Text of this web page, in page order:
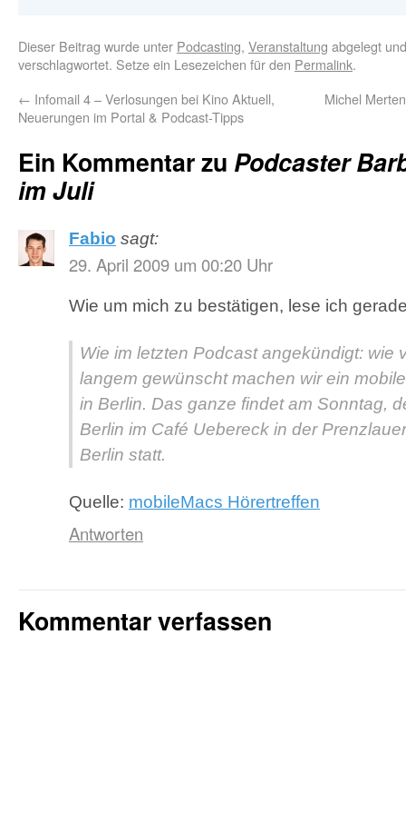
Dieser Beitrag wurde unter Podcasting, Veranstaltung abgelegt
verschlagwortet. Setze ein Lesezeichen für den Permalink.
← Infomail 4 – Verlosungen bei Kino Aktuell,
Neuerungen im Portal & Podcast-Tipps
Michel
Ein Kommentar zu Podcaster
im Juli
Fabio sagt:
29. April 2009 um 00:20 Uhr
Wie um mich zu bestätigen, lese ich
Wie im letzten Podcast angekündigt: wie
langem gewünscht machen wir ein
in Berlin. Das ganze findet am Sonntag,
Berlin im Café Uebereck in der
Berlin statt.
Quelle: mobileMacs Hörertreffen
Antworten
Kommentar verfassen